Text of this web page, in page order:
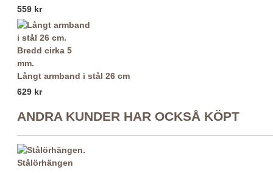
559 kr
Långt armband i stål 26 cm
629 kr
ANDRA KUNDER HAR OCKSÅ KÖPT
Stålörhängen